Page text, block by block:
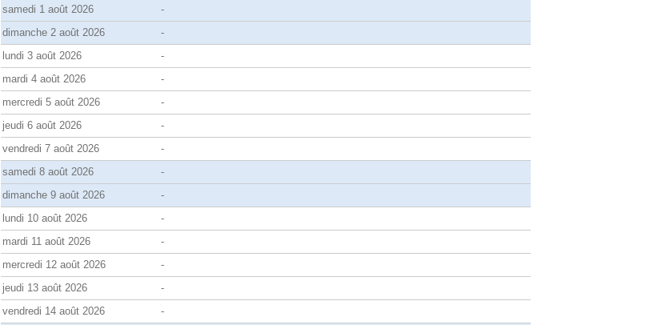
samedi 1 août 2026
-
dimanche 2 août 2026
-
lundi 3 août 2026
-
mardi 4 août 2026
-
mercredi 5 août 2026
-
jeudi 6 août 2026
-
vendredi 7 août 2026
-
samedi 8 août 2026
-
dimanche 9 août 2026
-
lundi 10 août 2026
-
mardi 11 août 2026
-
mercredi 12 août 2026
-
jeudi 13 août 2026
-
vendredi 14 août 2026
-